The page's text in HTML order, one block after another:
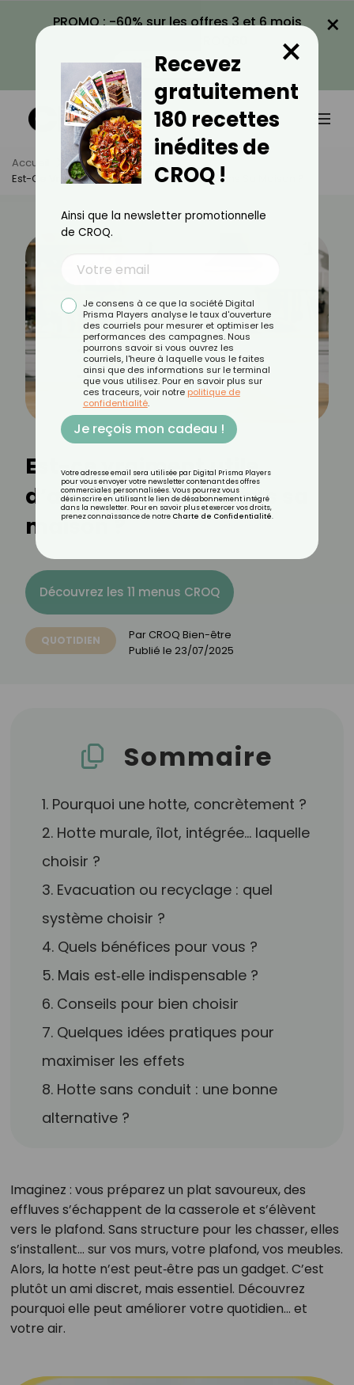
PROMO : -60% sur les offres 3 et 6 mois
VOIR LA PROMO
×
Accueil Actus
Quotidien
Est-Ce Vraiment Utile D’avoir Une Hotte Dans Sa Maison ?
Est-ce vraiment utile
d’avoir une hotte dans sa
maison ?
Découvrez les 11 menus CROQ
QUOTIDIEN Par CROQ Bien-être
Publié le 23/07/2025
Sommaire
1. Pourquoi une hotte, concrètement ?
2. Hotte murale, îlot, intégrée… laquelle
choisir ?
3. Evacuation ou recyclage : quel
système choisir ?
4. Quels bénéfices pour vous ?
5. Mais est‑elle indispensable ?
6. Conseils pour bien choisir
7. Quelques idées pratiques pour
maximiser les effets
8. Hotte sans conduit : une bonne
alternative ?
Imaginez : vous préparez un plat savoureux, des
effluves s’échappent de la casserole et s’élèvent
vers le plafond. Sans structure pour les chasser, elles
s’installent… sur vos murs, votre plafond, vos meubles.
Alors, la hotte n’est peut‑être pas un gadget. C’est
plutôt un ami discret, mais essentiel. Découvrez
pourquoi elle peut améliorer votre quotidien… et
votre air.
Recevez
gratuitement
180 recettes
inédites de
CROQ !
×
Ainsi que la newsletter promotionnelle
de CROQ.
Je consens à ce que la société Digital
Prisma Players analyse le taux d'ouverture
des courriels pour mesurer et optimiser les
performances des campagnes. Nous
pourrons savoir si vous ouvrez les
courriels, l'heure à laquelle vous le faites
ainsi que des informations sur le terminal
que vous utilisez. Pour en savoir plus sur
ces traceurs, voir notre politique de
confidentialité.
Je reçois mon cadeau !
Votre adresse email sera utilisée par Digital Prisma Players
pour vous envoyer votre newsletter contenant des offres
commerciales personnalisées. Vous pourrez vous
désinscrire en utilisant le lien de désabonnement intégré
dans la newsletter. Pour en savoir plus et exercer vos droits,
prenez connaissance de notre Charte de Confidentialité.